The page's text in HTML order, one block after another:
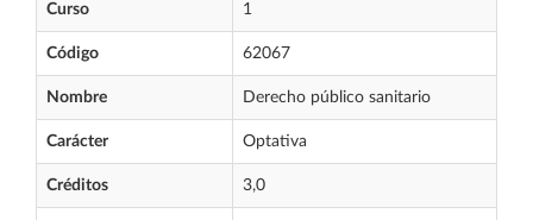
Curso 1
Código 62067
Nombre Derecho público sanitario
Carácter Optativa
Créditos 3,0